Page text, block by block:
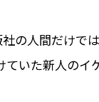
の人間だけで
いた新人の